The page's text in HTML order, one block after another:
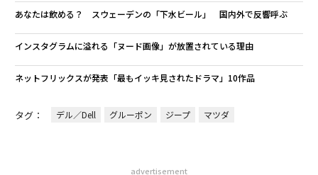
あなたは飲める？ スウェーデンの「下水ビール」 国内外で反響呼ぶ
インスタグラムに溢れる「ヌード画像」が放置されている理由
ネットフリックスが発表「最もイッキ見されたドラマ」10作品
タグ： デル／Dell グルーポン ジープ マツダ
advertisement